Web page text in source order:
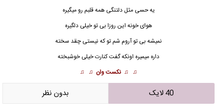
یه حسی مثلدلتنگی همه قلبم رو میگیره
هوای خونه این روزا بی تو خیلی دلگیره
نمیشه بی تو آروم شم تو که نیستی چقد سخته
داره میمیره اونکه گفت کنارت خیلی خوشبخته
♫ ♫ نکست وان ♫ ♫
40 لایک بدون نظر